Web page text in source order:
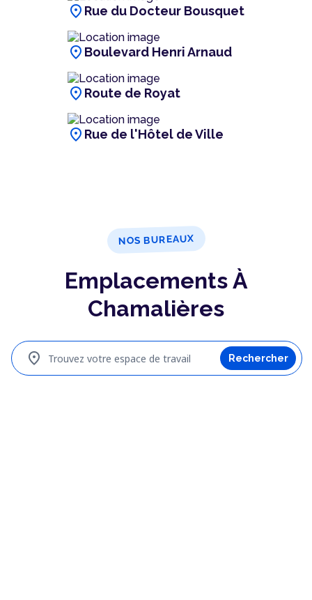
location_on Rue du Docteur Bousquet
location_on Boulevard Henri Arnaud
location_on Route de Royat
location_on Rue de l'Hôtel de Ville
NOS BUREAUX
Emplacements À
Chamalières
Trouvez votre espace de travail
location_on Rechercher